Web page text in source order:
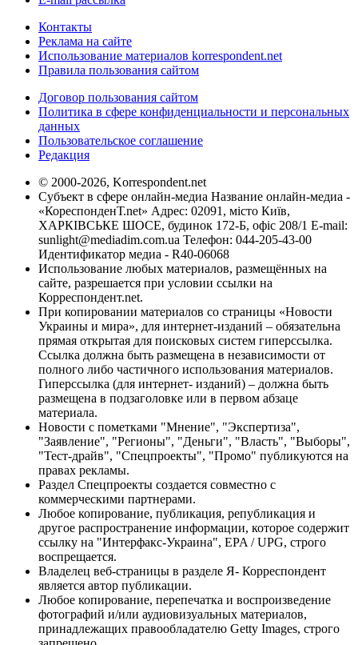
Контакты
Реклама на сайте
Использование материалов korrespondent.net
Правила пользования сайтом
Договор пользования сайтом
Политика в сфере конфиденциальности и персональных
данных
Пользовательское соглашение
Редакция
© 2000-2026, Korrespondent.net
Субъект в сфере онлайн-медиа Название онлайн-медиа -
«КореспонденТ.net» Адрес: 02091, місто Київ,
ХАРКІВСЬКЕ ШОСЕ, будинок 172-Б, офіс 208/1 E-mail:
sunlight@mediadim.com.ua Телефон: 044-205-43-00
Идентификатор медиа - R40-06068
Использование любых материалов, размещённых на
сайте, разрешается при условии ссылки на
Корреспондент.net.
При копировании материалов со страницы «Новости
Украины и мира», для интернет-изданий – обязательна
прямая открытая для поисковых систем гиперссылка.
Ссылка должна быть размещена в независимости от
полного либо частичного использования материалов.
Гиперссылка (для интернет- изданий) – должна быть
размещена в подзаголовке или в первом абзаце
материала.
Новости с пометками "Мнение", "Экспертиза",
"Заявление", "Регионы", "Деньги", "Власть", "Выборы",
"Тест-драйв", "Спецпроекты", "Промо" публикуются на
правах рекламы.
Раздел Спецпроекты создается совместно с
коммерческими партнерами.
Любое копирование, публикация, републикация и
другое распространение информации, которое содержит
ссылку на "Интерфакс-Украина", EPA / UPG, строго
воспрещается.
Владелец веб-страницы в разделе Я- Корреспондент
является автор публикации.
Любое копирование, перепечатка и воспроизведение
фотографий и/или аудиовизуальных материалов,
принадлежащих правообладателю Getty Images, строго